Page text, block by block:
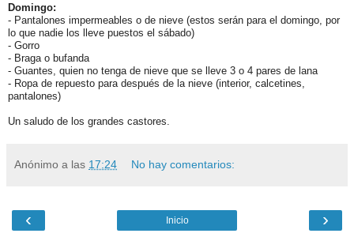
Domingo:
- Pantalones impermeables o de nieve (estos serán para el domingo, por
lo que nadie los lleve puestos el sábado)
- Gorro
- Braga o bufanda
- Guantes, quien no tenga de nieve que se lleve 3 o 4 pares de lana
- Ropa de repuesto para después de la nieve (interior, calcetines,
pantalones)
Un saludo de los grandes castores.
Anónimo a las 17:24 No hay comentarios:
‹ ›
Inicio